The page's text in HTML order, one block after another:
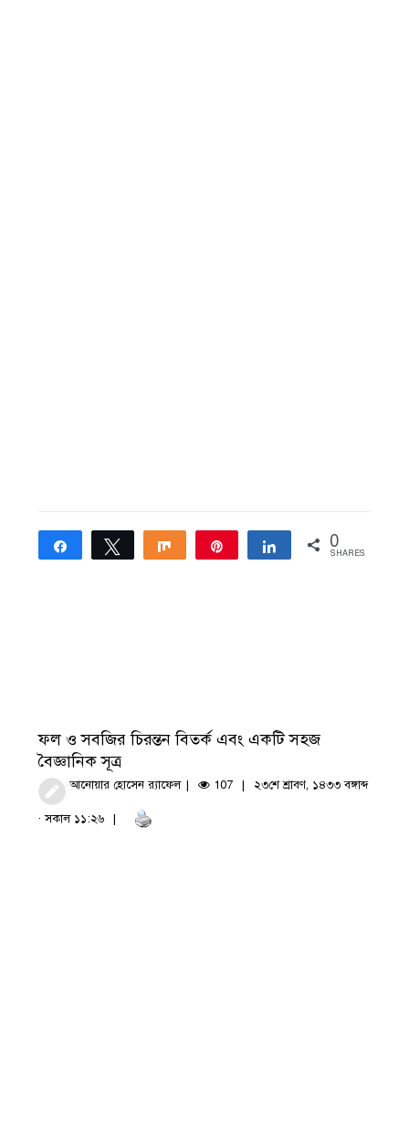
Share Tweet Share Share 0
SHARES
ফল ও সবজির চিরন্তন বিতর্ক এবং একটি সহজ
বৈজ্ঞানিক সূত্র
আনোয়ার হোসেন র‍্যাফেল 107 ২৩শে শ্রাবণ, ১৪৩৩ বঙ্গাব্দ
· সকাল ১১:২৬